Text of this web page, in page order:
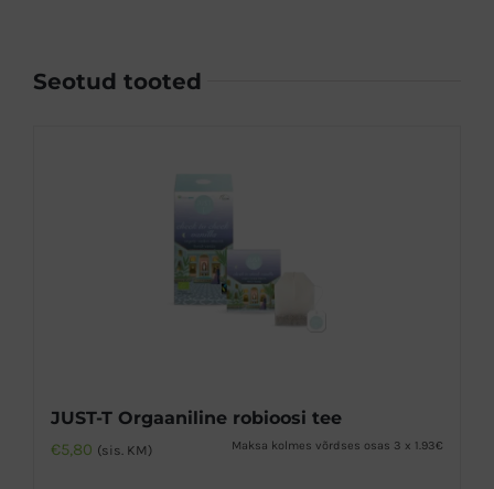
Seotud tooted
JUST-T Orgaaniline robioosi tee
€5,80 (sis. KM) Maksa kolmes võrdses osas 3 x 1.93€